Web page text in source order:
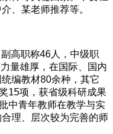
、某老师推荐等。
高职称46人，中级职
量雄厚，在国际、国内
编教材80余种，其它
15项，获省级科研成果
中青年教师在教学与实
理、层次较为完善的师